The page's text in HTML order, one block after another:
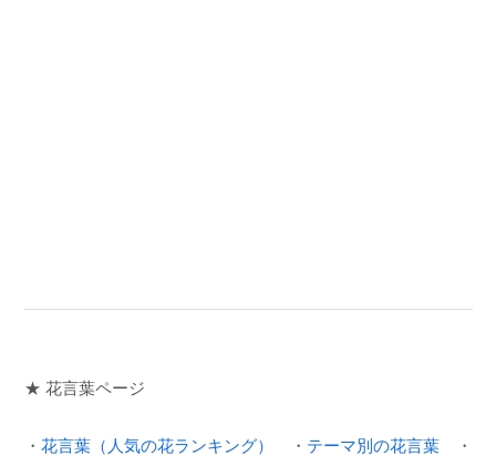
★ 花言葉ページ
・ 花言葉（人気の花ランキング） ・ テーマ別の花言葉 ・